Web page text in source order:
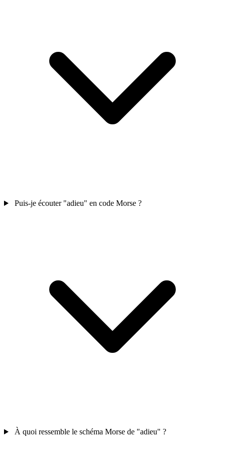
Puis-je écouter "adieu" en code Morse ?
À quoi ressemble le schéma Morse de "adieu" ?